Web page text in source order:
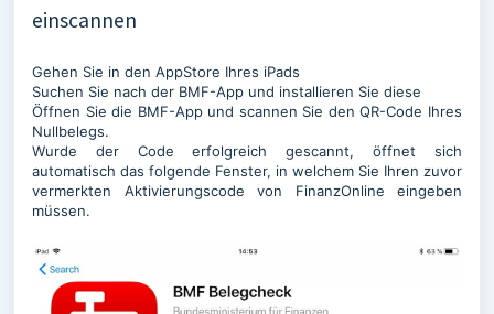
einscannen
Gehen Sie in den AppStore Ihres iPads
Suchen Sie nach der BMF-App und installieren Sie diese
Öffnen Sie die BMF-App und scannen Sie den QR-Code Ihres
Nullbelegs.
Wurde der Code erfolgreich gescannt, öffnet sich
automatisch das folgende Fenster, in welchem Sie Ihren zuvor
vermerkten Aktivierungscode von FinanzOnline eingeben
müssen.